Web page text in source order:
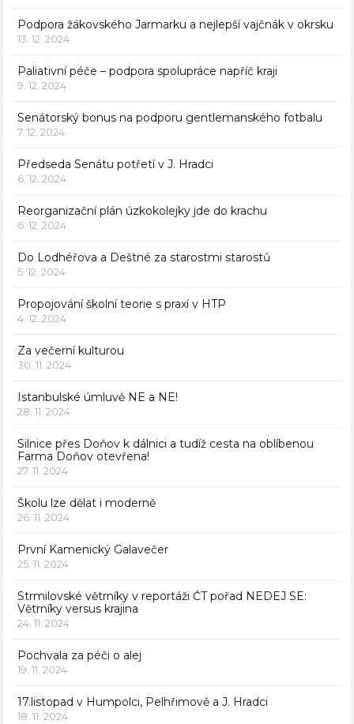
Podpora žákovského Jarmarku a nejlepší vajčnák v okrsku
13. 12. 2024
Paliativní péče – podpora spolupráce napříč kraji
9. 12. 2024
Senátorský bonus na podporu gentlemanského fotbalu
7. 12. 2024
Předseda Senátu potřetí v J. Hradci
6. 12. 2024
Reorganizační plán úzkokolejky jde do krachu
6. 12. 2024
Do Lodhéřova a Deštné za starostmi starostů
5. 12. 2024
Propojování školní teorie s praxí v HTP
4. 12. 2024
Za večerní kulturou
30. 11. 2024
Istanbulské úmluvě NE a NE!
28. 11. 2024
Silnice přes Doňov k dálnici a tudíž cesta na oblíbenou
Farma Doňov otevřena!
27. 11. 2024
Školu lze dělat i moderně
26. 11. 2024
První Kamenický Galavečer
25. 11. 2024
Strmilovské větrníky v reportáži ČT pořad NEDEJ SE:
Větrníky versus krajina
24. 11. 2024
Pochvala za péči o alej
19. 11. 2024
17.listopad v Humpolci, Pelhřimově a J. Hradci
18. 11. 2024